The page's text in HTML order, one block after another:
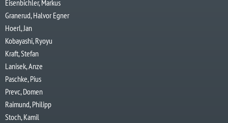
Eisenbichler, Markus
Granerud, Halvor Egner
Hoerl, Jan
Kobayashi, Ryoyu
Kraft, Stefan
Lanisek, Anze
Paschke, Pius
Prevc, Domen
Raimund, Philipp
Stoch, Kamil